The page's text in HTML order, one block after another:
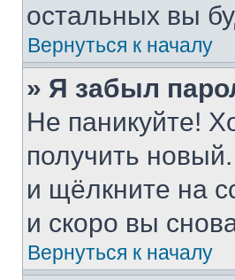
остальных вы
Вернуться к началу
» Я забыл
Не паникуйте!
получить
и щёлкните на
и скоро вы
Вернуться к началу